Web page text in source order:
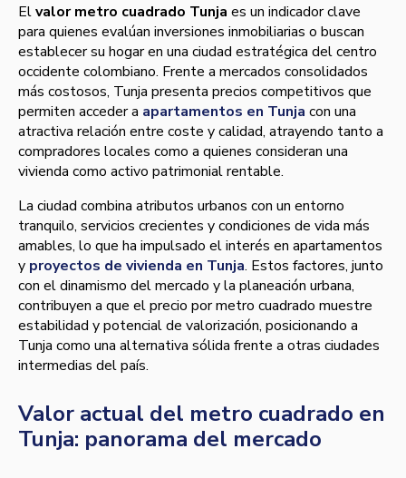
Elvalor metro cuadrado Tunja es un indicador clave
para quienes evalúan inversiones inmobiliarias o buscan
establecer su hogar en una ciudad estratégica del centro
occidente colombiano. Frente a mercados consolidados
más costosos, Tunja presenta precios competitivos que
permiten acceder a apartamentos en Tunja con una
atractiva relación entre coste y calidad, atrayendo tanto a
compradores locales como a quienes consideran una
vivienda como activo patrimonial rentable.
La ciudad combina atributos urbanos con un entorno
tranquilo, servicios crecientes y condiciones de vida más
amables, lo que ha impulsado el interés en apartamentos
y proyectos de vivienda en Tunja. Estos factores, junto
con el dinamismo del mercado y la planeación urbana,
contribuyen a que el precio por metro cuadrado muestre
estabilidad y potencial de valorización, posicionando a
Tunja como una alternativa sólida frente a otras ciudades
intermedias del país.
Valor actual del metro cuadrado en
Tunja: panorama del mercado